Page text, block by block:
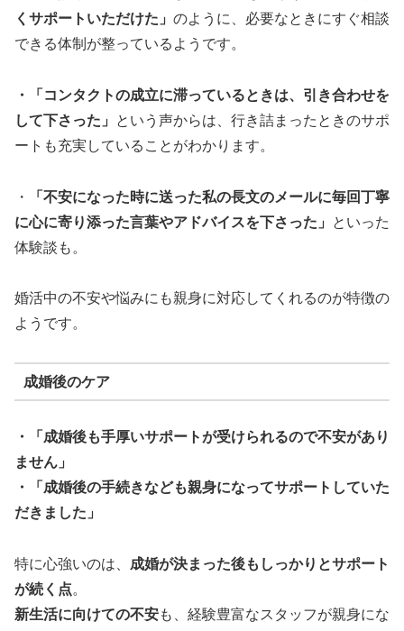
くサポートいただけた」 のように、必要なときにすぐ相談
できる体制が整っているようです。
・「コンタクトの成立に滞っているときは、引き合わせを
して下さった」
という声からは、行き詰まったときのサポ
ートも充実していることがわかります。
・
「不安になった時に送った私の長文のメールに毎回丁寧
に心に寄り添った言葉やアドバイスを下さった」
といった
体験談も。
婚活中の不安や悩みにも親身に対応してくれるのが特徴の
ようです。
成婚後のケア
・「成婚後も手厚いサポートが受けられるので不安があり
ません」
・「成婚後の手続きなども親身になってサポートしていた
だきました」
特に心強いのは、 成婚が決まった後もしっかりとサポート
が続く点。
新生活に向けての不安も、経験豊富なスタッフが親身にな